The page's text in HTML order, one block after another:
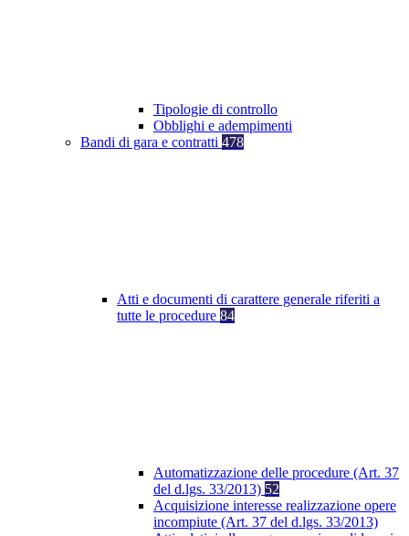
Tipologie di controllo
Obblighi e adempimenti
Bandi di gara e contratti 478
Atti e documenti di carattere generale riferiti a
tutte le procedure 84
Automatizzazione delle procedure (Art. 37
del d.lgs. 33/2013) 52
Acquisizione interesse realizzazione opere
incompiute (Art. 37 del d.lgs. 33/2013)